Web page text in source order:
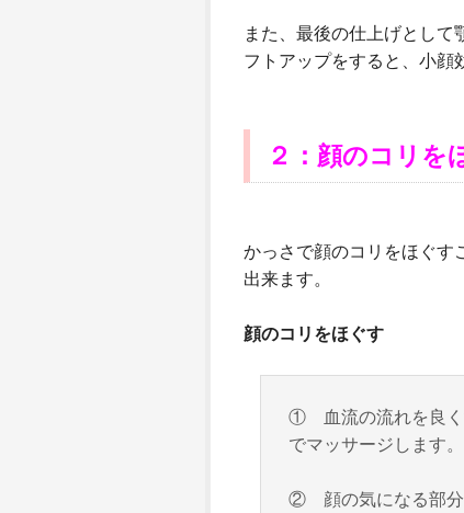
また、最後の仕上げとして
フトアップをすると、小顔
２：顔のコリを
かっさで顔のコリをほぐす
出来ます。
顔のコリをほぐす
① 血流の流れを良く
でマッサージします。
② 顔の気になる部分